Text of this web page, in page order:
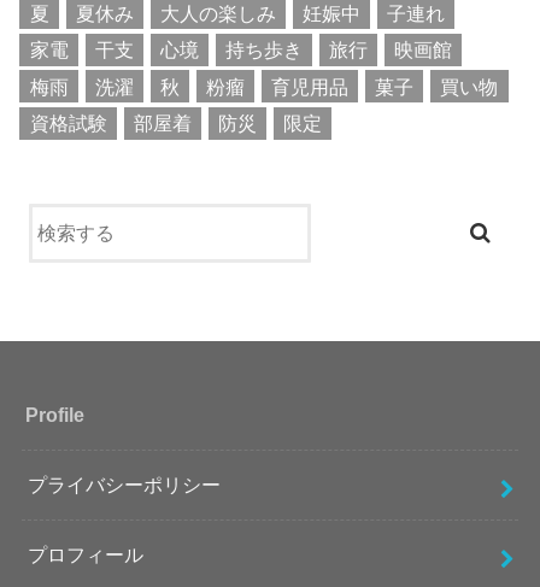
夏
夏休み 大人の楽しみ 妊娠中
子連れ
家電
干支 心境 持ち歩き 旅行
映画館
梅雨
洗濯 秋 粉瘤 育児用品 菓子
買い物
資格試験
部屋着 防災 限定
Profile
プライバシーポリシー
プロフィール